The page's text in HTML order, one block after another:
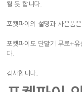
될 듯 합니다.
포켓파이의 설명과 사은품
포켓파이도 단말기 무료+
다.
감사합니다.